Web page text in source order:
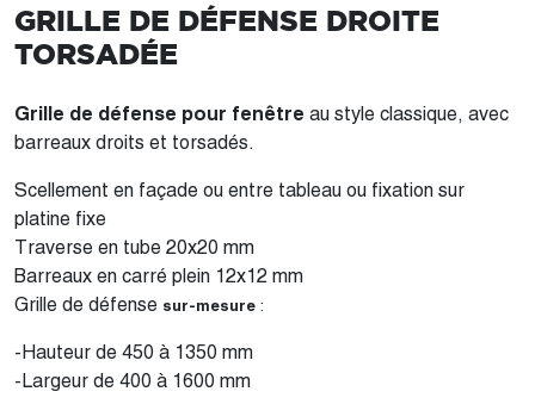
GRILLE DE DÉFENSE DROITE
TORSADÉE
Grille de défense pour fenêtre au style classique, avec
barreaux droits et torsadés.
Scellement en façade ou entre tableau ou fixation sur
platine fixe
Traverse en tube 20x20 mm
Barreaux en carré plein 12x12 mm
Grille de défense sur-mesure :
-Hauteur de 450 à 1350 mm
-Largeur de 400 à 1600 mm